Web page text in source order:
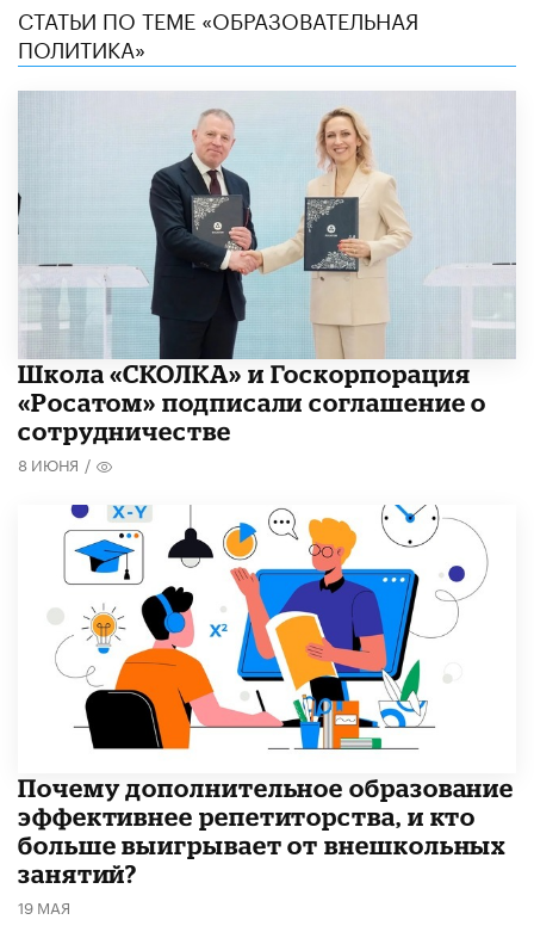
СТАТЬИ ПО ТЕМЕ «ОБРАЗОВАТЕЛЬНАЯ
ПОЛИТИКА»
Школа «СКОЛКА» и Госкорпорация
«Росатом» подписали соглашение о
сотрудничестве
8 ИЮНЯ /
​Почему дополнительное образование
эффективнее репетиторства, и кто
больше выигрывает от внешкольных
занятий?
19 МАЯ